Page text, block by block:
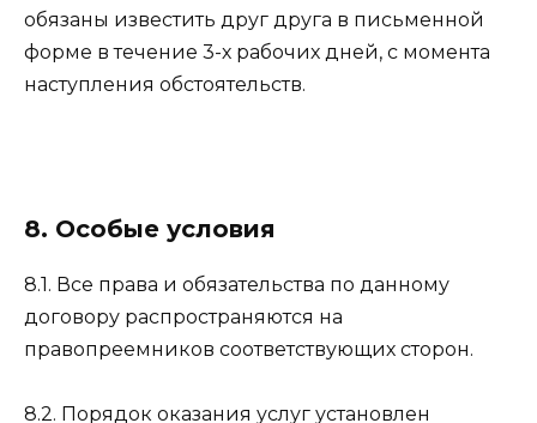
обязаны известить друг друга в письменной
форме в течение 3-х рабочих дней, с момента
наступления обстоятельств.
8. Особые условия
8.1. Все права и обязательства по данному
договору распространяются на
правопреемников соответствующих сторон.
8.2. Порядок оказания услуг установлен